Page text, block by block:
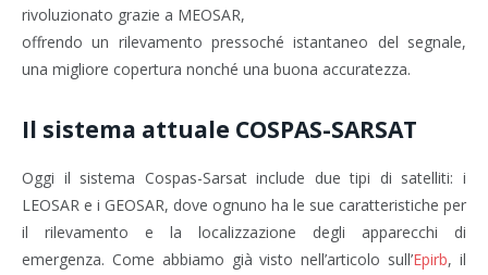
rivoluzionato grazie a MEOSAR,
offrendo un rilevamento pressoché istantaneo del segnale,
una migliore copertura nonché una buona accuratezza.
Il sistema attuale COSPAS-SARSAT
Oggi il sistema Cospas-Sarsat include due tipi di satelliti: i
LEOSAR e i GEOSAR, dove ognuno ha le sue caratteristiche per
il rilevamento e la localizzazione degli apparecchi di
emergenza. Come abbiamo già visto nell’articolo sull’Epirb, il